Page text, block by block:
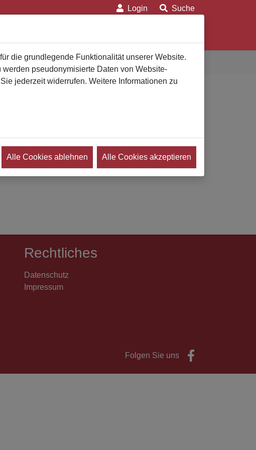
Login Suche
Rechtliches
Datenschutz
Impressum
Folgen Sie uns
die grundlegende Funktionalität unserer Website.
pseudonymisierte Daten von Website-
jederzeit widerrufen. Weitere Informationen zu
Alle Cookies ablehnen Alle Cookies akzeptieren